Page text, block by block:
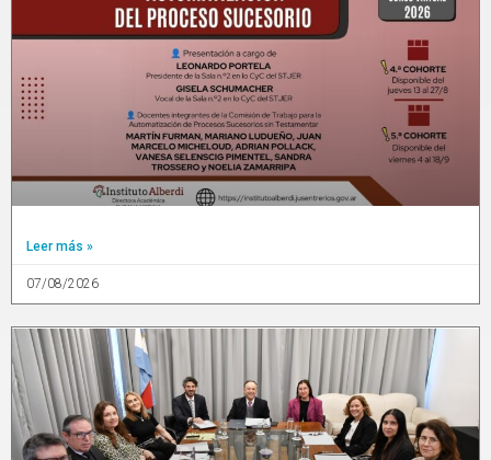
Leer más »
07/08/2026